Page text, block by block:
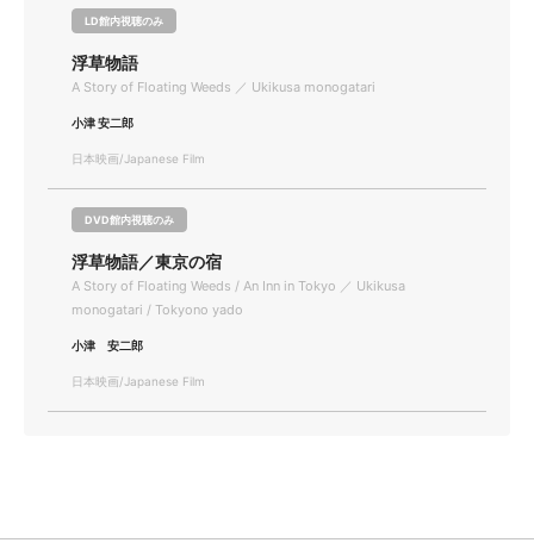
LD館内視聴のみ
浮草物語
A Story of Floating Weeds ／ Ukikusa monogatari
小津 安二郎
日本映画/Japanese Film
DVD館内視聴のみ
浮草物語／東京の宿
A Story of Floating Weeds / An Inn in Tokyo ／ Ukikusa
monogatari / Tokyono yado
小津 安二郎
日本映画/Japanese Film